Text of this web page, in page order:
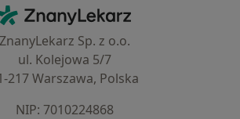
ZnanyLekarz - Strona główna
ZnanyLekarz Sp. z o.o.
ul. Kolejowa 5/7
217 Warszawa, Polska
NIP: ⁠7010224868